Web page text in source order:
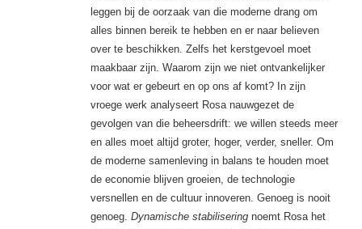
leggen bij de oorzaak van die moderne drang om
alles binnen bereik te hebben en er naar believen
over te beschikken. Zelfs het kerstgevoel moet
maakbaar zijn. Waarom zijn we niet ontvankelijker
voor wat er gebeurt en op ons af komt? In zijn
vroege werk analyseert Rosa nauwgezet de
gevolgen van die beheersdrift: we willen steeds meer
en alles moet altijd groter, hoger, verder, sneller. Om
de moderne samenleving in balans te houden moet
de economie blijven groeien, de technologie
versnellen en de cultuur innoveren. Genoeg is nooit
genoeg. Dynamische stabiliseringnoemt Rosa het